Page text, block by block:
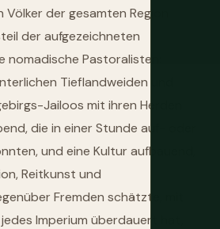
der gesamten Region
der aufgezeichneten
Pastoralisten:
Tieflandweiden und
Jailoos mit ihren Herden
die in einer Stunde auf- oder
und eine Kultur aufbauend,
Reitkunst und
Fremden schätzte, mit
Imperium überdauert hat,